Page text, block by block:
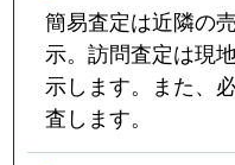
簡易査定は近隣の
示。訪問査定は現
示します。また、
査します。